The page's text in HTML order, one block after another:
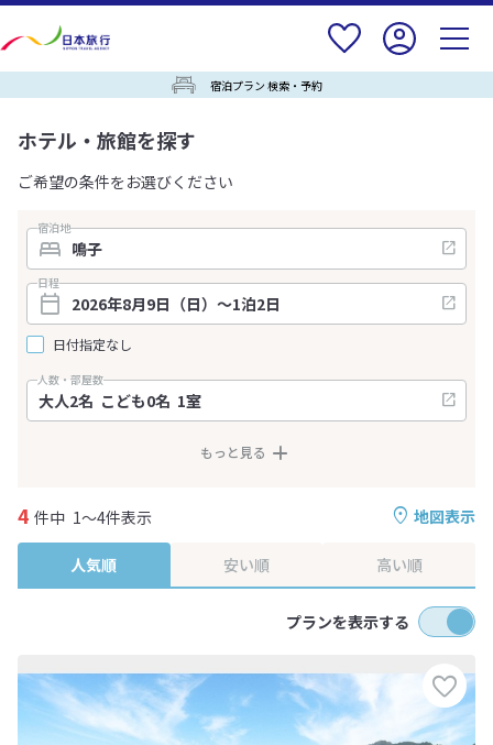
宿泊プラン 検索・予約
ホテル・旅館を探す
ご希望の条件をお選びください
宿泊地
日程
日付指定なし
人数・部屋数
もっと見る
地図表示
4 件中 1～4件表示
人気順 安い順 高い順
プランを表示する